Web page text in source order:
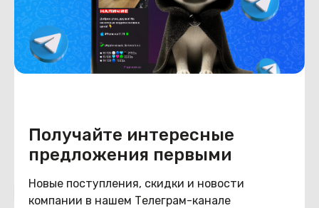
Получайте интересные
предложения первыми
Новые поступления, скидки и новости
компании в нашем Телеграм-канале
Состояние
новый
Внешний вид
Новый
Конструкция
Похожие товары